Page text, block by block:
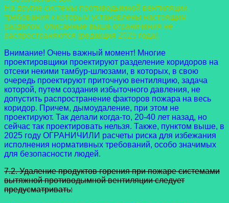
На другие системы противодымной вентиляции,
требования к которым установлены настоящим
разделом, описанные выше ограничения не
распространяются (редакция 2025 года).
Внимание! Очень важный момент! Многие
проектировщики проектируют разделение коридоров на
отсеки некими тамбур-шлюзами, в которых, в свою
очередь проектируют приточную вентиляцию, задача
которой, путем создания избыточного давления, не
допустить распространение факторов пожара на весь
коридор. Причем, дымоудаление, при этом не
проектируют. Так делали когда-то, 20-40 лет назад, но
сейчас так проектировать нельзя. Также, пунктом выше, в
2025 году ОГРАНИЧИЛИ расчеты риска для избежания
исполнения нормативных требований, особо значимых
для безопасности людей.
7.2. Удаление продуктов горения при пожаре системами
вытяжной противодымной вентиляции следует
предусматривать: